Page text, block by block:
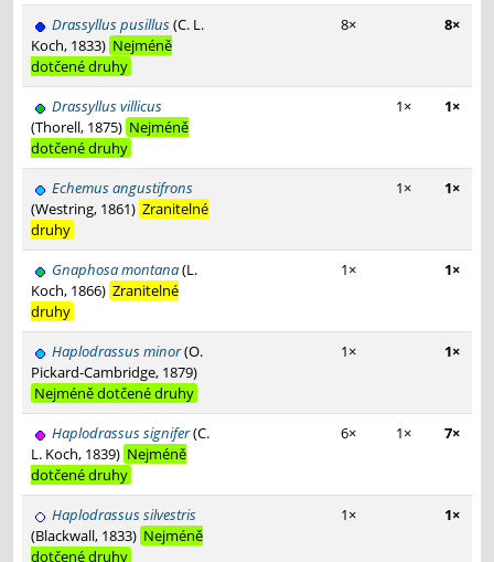
Drassyllus pusillus(C. L.
Koch, 1833) Nejméně
dotčené druhy
8× 8×
Drassyllus villicus
(Thorell, 1875) Nejméně
dotčené druhy
1× 1×
Echemus angustifrons
(Westring, 1861) Zranitelné
druhy
1× 1×
Gnaphosa montana(L.
Koch, 1866) Zranitelné
druhy
1× 1×
Haplodrassus minor(O.
Pickard-Cambridge, 1879)
Nejméně dotčené druhy
1× 1×
Haplodrassus signifer(C.
L. Koch, 1839) Nejméně
dotčené druhy
6× 1× 7×
Haplodrassus silvestris
(Blackwall, 1833) Nejméně
dotčené druhy
1× 1×